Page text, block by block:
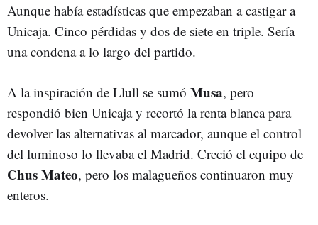
Aunque había estadísticas que empezaban a castigar a
Unicaja. Cinco pérdidas y dos de siete en triple. Sería
una condena a lo largo del partido.
A la inspiración de Llull se sumó Musa, pero
respondió bien Unicaja y recortó la renta blanca para
devolver las alternativas al marcador, aunque el control
del luminoso lo llevaba el Madrid. Creció el equipo de
Chus Mateo, pero los malagueños continuaron muy
enteros.